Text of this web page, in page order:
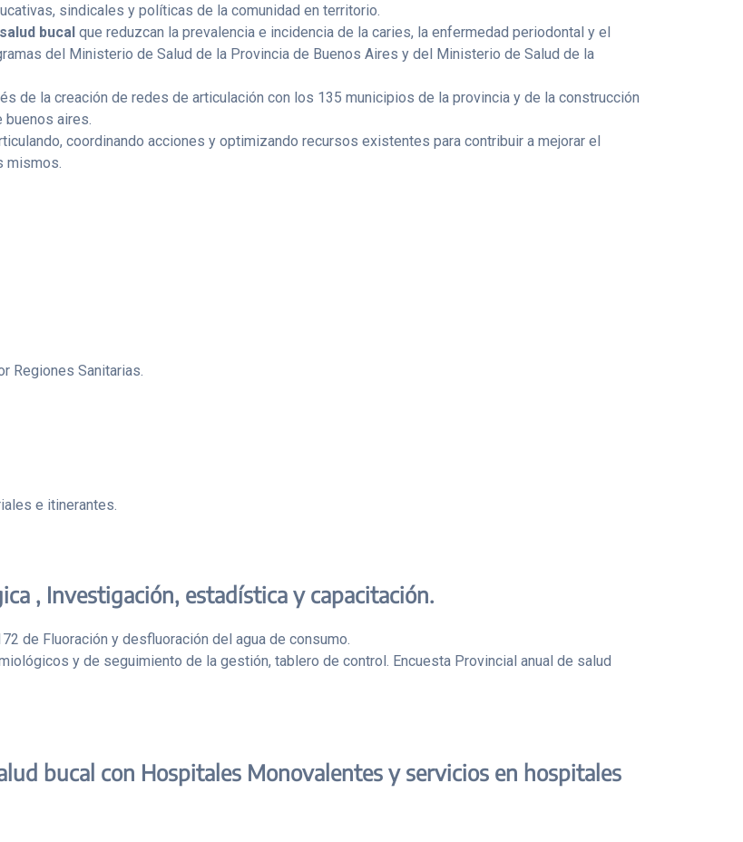
sindicales y políticas de la comunidad en territorio.
bucal que reduzcan la prevalencia e incidencia de la caries, la enfermedad periodontal y el
del Ministerio de Salud de la Provincia de Buenos Aires y del Ministerio de Salud de la
de la creación de redes de articulación con los 135 municipios de la provincia y de la construcción
aires.
coordinando acciones y optimizando recursos existentes para contribuir a mejorar el
mismos.
Regiones Sanitarias.
e itinerantes.
, Investigación, estadística y capacitación.
de Fluoración y desfluoración del agua de consumo.
y de seguimiento de la gestión, tablero de control. Encuesta Provincial anual de salud
bucal con Hospitales Monovalentes y servicios en hospitales